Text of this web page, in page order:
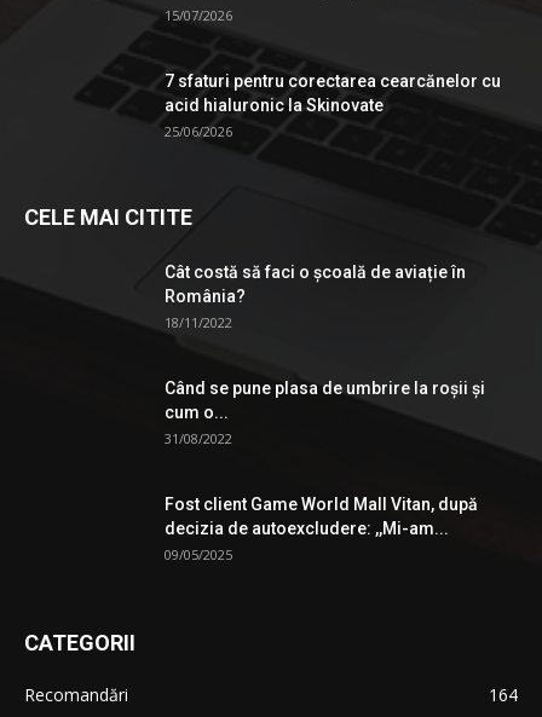
15/07/2026
7 sfaturi pentru corectarea cearcănelor cu
acid hialuronic la Skinovate
25/06/2026
CELE MAI CITITE
Cât costă să faci o școală de aviație în
România?
18/11/2022
Când se pune plasa de umbrire la roşii şi
cum o...
31/08/2022
Fost client Game World Mall Vitan, după
decizia de autoexcludere: ,,Mi-am...
09/05/2025
CATEGORII
Recomandări
164